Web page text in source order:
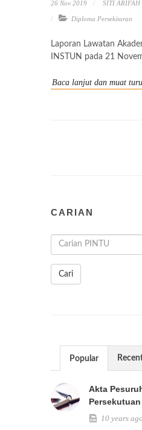
26 Nov 2019 SITI ARIFAH
Diploma Persekitaran
Laporan Lawatan
INSTUN pada 21
Baca lanjut dan muat
CARIAN
Cari
Popular
Akta
10 years ago